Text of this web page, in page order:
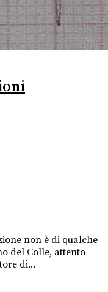
non è di qualche
del Colle, attento
di...